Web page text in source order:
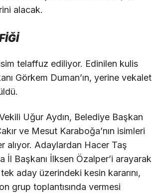
alacak.
telaffuz ediliyor. Edinilen kulis
Görkem Duman’ın, yerine vekalet
Uğur Aydın, Belediye Başkan
ve Mesut Karaboğa’nın isimleri
alıyor. Adaylardan Hacer Taş
İl Başkanı İlksen Özalper’i arayarak
aday üzerindeki kesin kararını,
grup toplantısında vermesi